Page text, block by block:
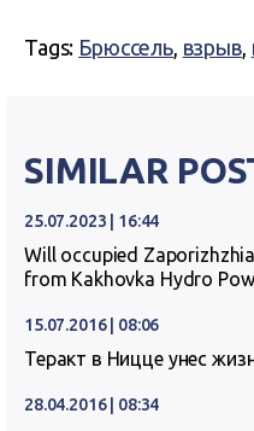
Tags: Брюссель, взрыв,
SIMILAR
25.07.2023 | 16:44
Will occupied
from Kakhovka Hydro
15.07.2016 | 08:06
Теракт в Ницце унес
28.04.2016 | 08:34